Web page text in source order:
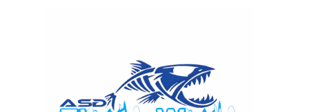
HOME ›